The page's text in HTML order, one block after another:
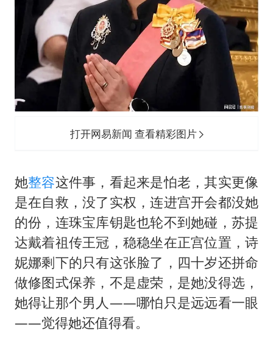
打开网易新闻 查看精彩图片
她整容这件事，看起来是怕老，其实更像
是在自救，没了实权，连进宫开会都没她
的份，连珠宝库钥匙也轮不到她碰，苏提
达戴着祖传王冠，稳稳坐在正宫位置，诗
妮娜剩下的只有这张脸了，四十岁还拼命
做修图式保养，不是虚荣，是她没得选，
她得让那个男人——哪怕只是远远看一眼
——觉得她还值得看。